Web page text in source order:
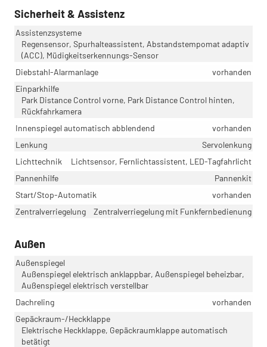
Sicherheit & Assistenz
Assistenzsysteme
Regensensor, Spurhalteassistent, Abstandstempomat adaptiv
(ACC), Müdigkeitserkennungs-Sensor
Diebstahl-Alarmanlage
vorhanden
Einparkhilfe
Park Distance Control vorne, Park Distance Control hinten,
Rückfahrkamera
Innenspiegel automatisch abblendend
vorhanden
Lenkung
Servolenkung
Lichttechnik
Lichtsensor, Fernlichtassistent, LED-Tagfahrlicht
Pannenhilfe
Pannenkit
Start/Stop-Automatik
vorhanden
Zentralverriegelung
Zentralverriegelung mit Funkfernbedienung
Außen
Außenspiegel
Außenspiegel elektrisch anklappbar, Außenspiegel beheizbar,
Außenspiegel elektrisch verstellbar
Dachreling
vorhanden
Gepäckraum-/Heckklappe
Elektrische Heckklappe, Gepäckraumklappe automatisch
betätigt